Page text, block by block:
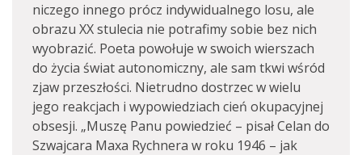
niczego innego prócz indywidualnego losu, ale
obrazu XX stulecia nie potrafimy sobie bez nich
wyobrazić. Poeta powołuje w swoich wierszach
do życia świat autonomiczny, ale sam tkwi wśród
zjaw przeszłości. Nietrudno dostrzec w wielu
jego reakcjach i wypowiedziach cień okupacyjnej
obsesji. „Muszę Panu powiedzieć – pisał Celan do
Szwajcara Maxa Rychnera w roku 1946 – jak